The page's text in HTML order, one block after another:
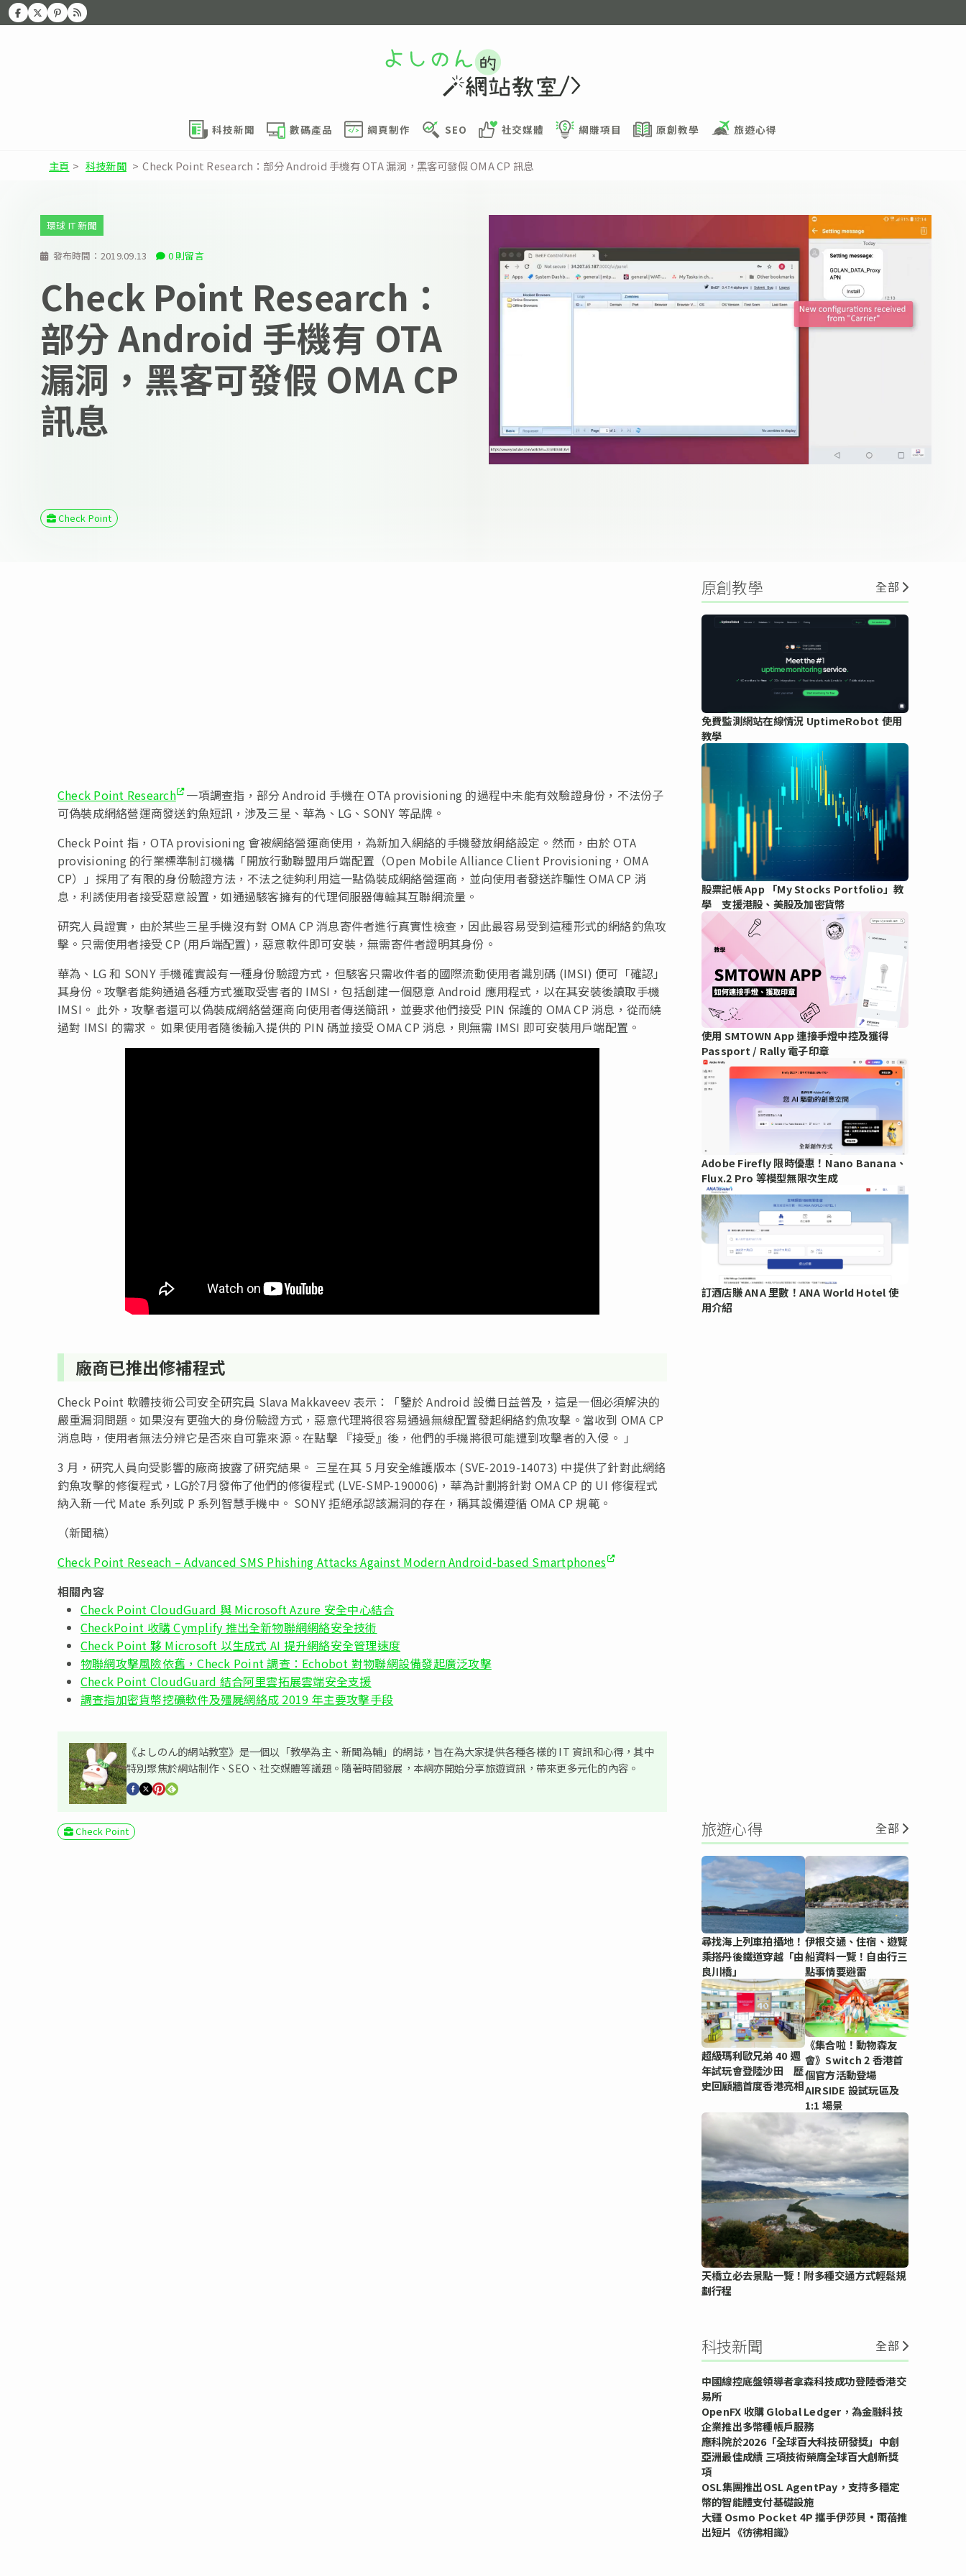
科技新聞 數碼產品 網頁制作 SEO 社交媒體 網賺項目 原創教學 旅遊心得
主頁 > 科技新聞 > Check Point Research：部分 Android 手機有 OTA 漏洞，黑客可發假 OMA CP 訊息
發布時間： 2019.09.13 0 則留言
環球 IT 新聞
Check Point Research：
部分 Android 手機有 OTA
漏洞，黑客可發假 OMA CP
訊息
Check Point
Check Point Research 一項調查指，部分 Android 手機在 OTA provisioning 的過程中未能有效驗證身份，不法份子
可偽裝成網絡營運商發送釣魚短訊，涉及三星、華為、LG、SONY 等品牌。
Check Point 指，OTA provisioning 會被網絡營運商使用，為新加入網絡的手機發放網絡設定。然而，由於 OTA
provisioning 的行業標準制訂機構「開放行動聯盟用戶端配置（Open Mobile Alliance Client Provisioning，OMA
CP）」採用了有限的身份驗證方法，不法之徒夠利用這一點偽裝成網絡營運商，並向使用者發送詐騙性 OMA CP 消
息，利誘使用者接受惡意設置，如通過駭客擁有的代理伺服器傳輸其互聯網流量。
研究人員證實，由於某些三星手機沒有對 OMA CP 消息寄件者進行真實性檢查，因此最容易受到這種形式的網絡釣魚攻
擊。只需使用者接受 CP (用戶端配置)，惡意軟件即可安裝，無需寄件者證明其身份。
華為、LG 和 SONY 手機確實設有一種身份驗證方式，但駭客只需收件者的國際流動使用者識別碼 (IMSI) 便可「確認」
其身份。攻擊者能夠通過各種方式獲取受害者的 IMSI，包括創建一個惡意 Android 應用程式，以在其安裝後讀取手機
IMSI。 此外，攻擊者還可以偽裝成網絡營運商向使用者傳送簡訊，並要求他們接受 PIN 保護的 OMA CP 消息，從而繞
過對 IMSI 的需求。 如果使用者隨後輸入提供的 PIN 碼並接受 OMA CP 消息，則無需 IMSI 即可安裝用戶端配置。
廠商已推出修補程式
Check Point 軟體技術公司安全研究員 Slava Makkaveev 表示：「鑒於 Android 設備日益普及，這是一個必須解決的
嚴重漏洞問題。如果沒有更強大的身份驗證方式，惡意代理將很容易通過無線配置發起網絡釣魚攻擊。當收到 OMA CP
消息時，使用者無法分辨它是否來自可靠來源。在點擊 『接受』後，他們的手機將很可能遭到攻擊者的入侵。 」
3 月，研究人員向受影響的廠商披露了研究結果。 三星在其 5 月安全維護版本 (SVE-2019-14073) 中提供了針對此網絡
釣魚攻擊的修復程式，LG於7月發佈了他們的修復程式 (LVE-SMP-190006)，華為計劃將針對 OMA CP 的 UI 修復程式
納入新一代 Mate 系列或 P 系列智慧手機中。 SONY 拒絕承認該漏洞的存在，稱其設備遵循 OMA CP 規範。
（新聞稿）
Check Point Reseach – Advanced SMS Phishing Attacks Against Modern Android-based Smartphones
相關內容
Check Point CloudGuard 與 Microsoft Azure 安全中心結合
CheckPoint 收購 Cymplify 推出全新物聯網網絡安全技術
Check Point 夥 Microsoft 以生成式 AI 提升網絡安全管理速度
物聯網攻擊風險依舊，Check Point 調查：Echobot 對物聯網設備發起廣泛攻擊
Check Point CloudGuard 結合阿里雲拓展雲端安全支援
調查指加密貨幣挖礦軟件及殭屍網絡成 2019 年主要攻擊手段
《よしのん的網站教室》是一個以「教學為主、新聞為輔」的網誌，旨在為大家提供各種各樣的 IT 資訊和心得，其中
特別聚焦於網站制作、SEO、社交媒體等議題。隨著時間發展，本網亦開始分享旅遊資訊，帶來更多元化的內容。
Check Point
原創教學 全部
免費監測網站在線情況 UptimeRobot 使用
教學
股票記帳 App 「My Stocks Portfolio」教
學 支援港股、美股及加密貨幣
使用 SMTOWN App 連接手燈中控及獲得
Passport / Rally 電子印章
Adobe Firefly 限時優惠！Nano Banana、
Flux.2 Pro 等模型無限次生成
訂酒店賺 ANA 里數！ANA World Hotel 使
用介紹
旅遊心得 全部
尋找海上列車拍攝地！
乘搭丹後鐵道穿越「由
良川橋」
伊根交通、住宿、遊覽
船資料一覽！自由行三
點事情要避雷
超級瑪利歐兄弟 40 週
年試玩會登陸沙田 歷
史回顧牆首度香港亮相
《集合啦！動物森友
會》Switch 2 香港首
個官方活動登場
AIRSIDE 設試玩區及
1:1 場景
天橋立必去景點一覽！附多種交通方式輕鬆規
劃行程
科技新聞 全部
中國線控底盤領導者拿森科技成功登陸香港交
易所
OpenFX 收購 Global Ledger，為金融科技
企業推出多幣種帳戶服務
應科院於2026「全球百大科技研發獎」中創
亞洲最佳成績 三項技術榮膺全球百大創新獎
項
OSL集團推出OSL AgentPay，支持多穩定
幣的智能體支付基礎設施
大疆 Osmo Pocket 4P 攜手伊莎貝•雨蓓推
出短片《彷彿相識》